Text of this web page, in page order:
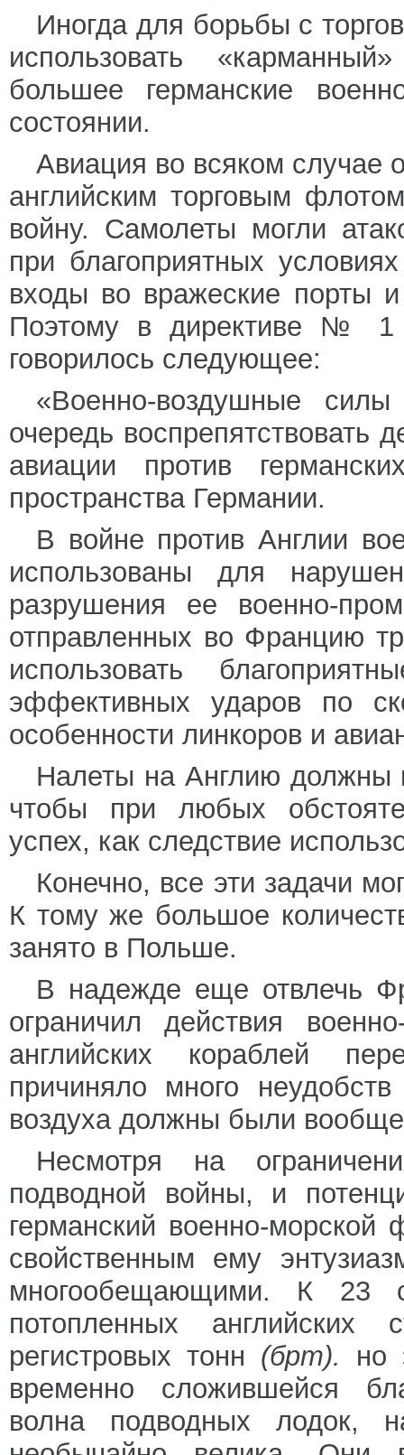
Иногда для борьбы с
использовать
большее германские
состоянии.
Авиация во всяком случае
английским торговым
войну. Самолеты могли
при благоприятных
входы во вражеские порты
Поэтому в директиве № 1
говорилось следующее:
«Военно-воздушные
очередь воспрепятствовать
авиации против
пространства Германии.
В войне против Англии
использованы для
разрушения ее военно-
отправленных во Францию
использовать
эффективных ударов по
особенности линкоров и
Налеты на Англию должны
чтобы при любых
успех, как следствие
Конечно, все эти задачи
К тому же большое
занято в Польше.
В надежде еще отвлечь
ограничил действия
английских кораблей
причиняло много
воздуха должны были вообще
Несмотря на
подводной войны, и
германский военно-
свойственным ему
многообещающими. К 23
потопленных
регистровых тонн (брт). но
временно сложившейся
волна подводных лодок,